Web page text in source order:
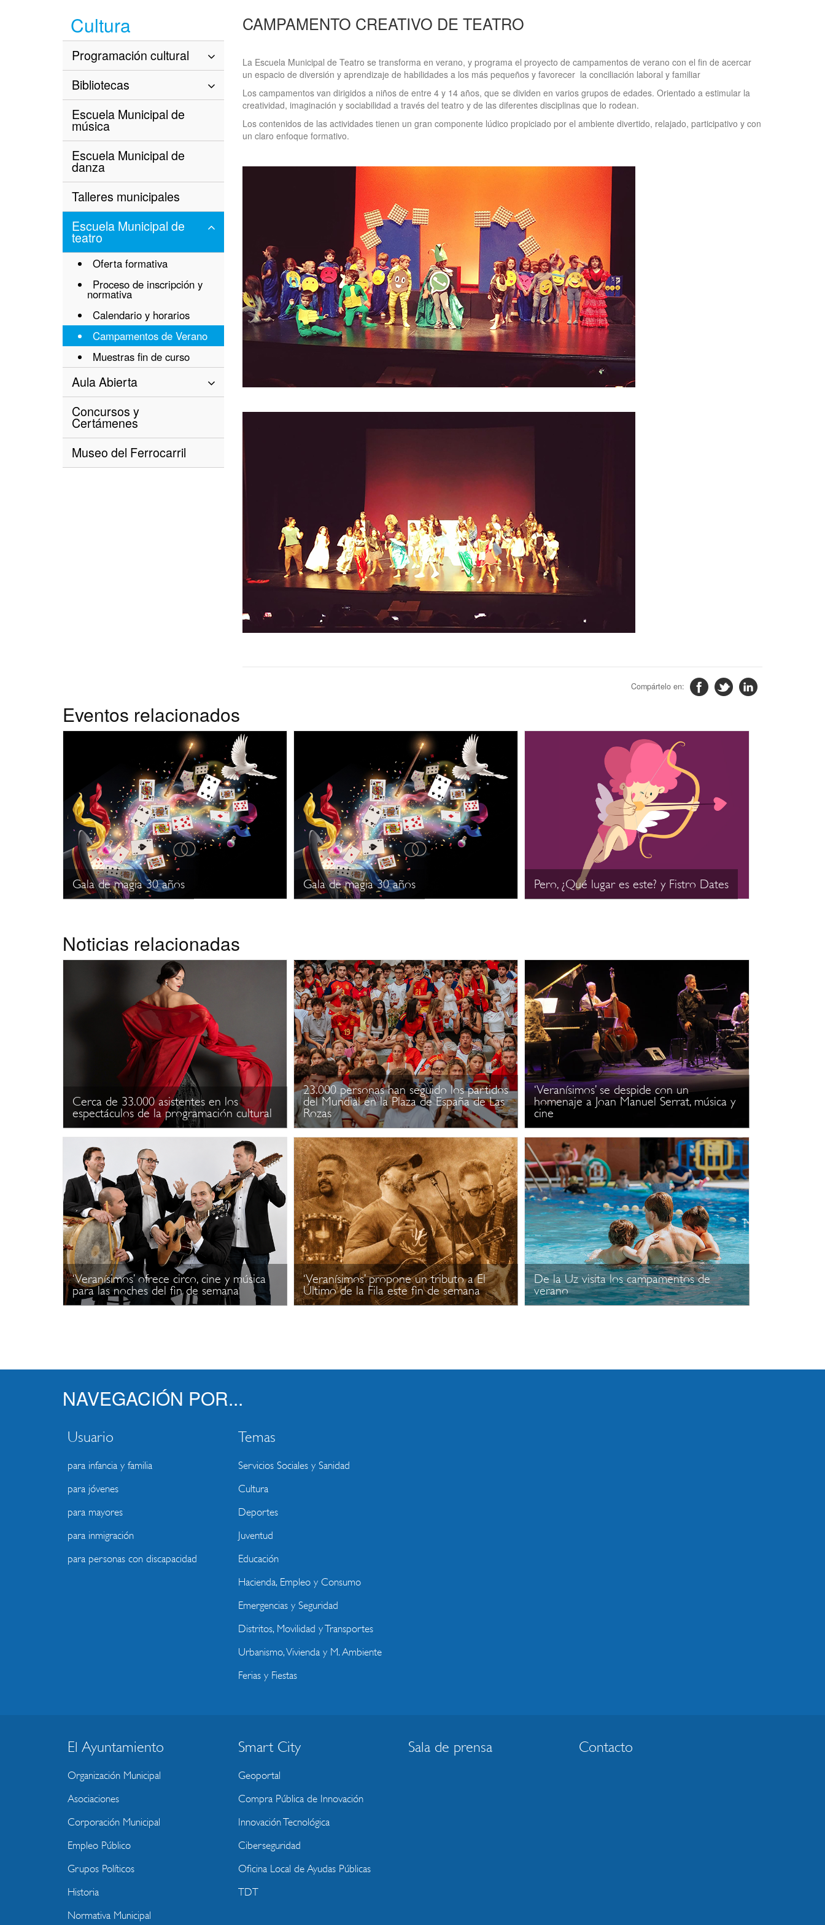
Cultura
Programación cultural
Bibliotecas
Escuela Municipal de
música
Escuela Municipal de
danza
Talleres municipales
Escuela Municipal de
teatro
Oferta formativa
Proceso de inscripción y
normativa
Calendario y horarios
Campamentos de Verano
Muestras fin de curso
Aula Abierta
Concursos y
Certámenes
Museo del Ferrocarril
CAMPAMENTO CREATIVO DE TEATRO
La Escuela Municipal de Teatro se transforma en verano, y programa el proyecto de campamentos de verano con el fin de acercar
un espacio de diversión y aprendizaje de habilidades a los más pequeños y favorecer la conciliación laboral y familiar
Los campamentos van dirigidos a niños de entre 4 y 14 años, que se dividen en varios grupos de edades. Orientado a estimular la
creatividad, imaginación y sociabilidad a través del teatro y de las diferentes disciplinas que lo rodean.
Los contenidos de las actividades tienen un gran componente lúdico propiciado por el ambiente divertido, relajado, participativo y con
un claro enfoque formativo.
Eventos relacionados
Gala de magia 30 años Gala de magia 30 años Pero, ¿Qué lugar es este? y Fistro Dates
Noticias relacionadas
Cerca de 33.000 asistentes en los
espectáculos de la programación cultural
23.000 personas han seguido los partidos
del Mundial en la Plaza de España de Las
Rozas
‘Veranísimos’ se despide con un
homenaje a Joan Manuel Serrat, música y
cine
‘Veranísimos’ ofrece circo, cine y música
para las noches del fin de semana
‘Veranísimos’ propone un tributo a El
Último de la Fila este fin de semana
De la Uz visita los campamentos de
verano
NAVEGACIÓN POR...
Usuario
para infancia y familia
para jóvenes
para mayores
para inmigración
para personas con discapacidad
Temas
Servicios Sociales y Sanidad
Cultura
Deportes
Juventud
Educación
Hacienda, Empleo y Consumo
Emergencias y Seguridad
Distritos, Movilidad y Transportes
Urbanismo, Vivienda y M. Ambiente
Ferias y Fiestas
BLOQUE
MENU
WEBSITE
El Ayuntamiento
Organización Municipal
Asociaciones
Corporación Municipal
Empleo Público
Grupos Políticos
Historia
Normativa Municipal
Smart City
Geoportal
Compra Pública de Innovación
Innovación Tecnológica
Ciberseguridad
Oficina Local de Ayudas Públicas
TDT
Sala de prensa Contacto